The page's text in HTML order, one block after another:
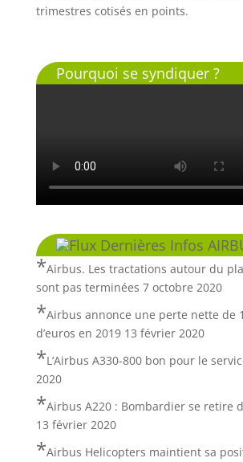
trimestres cotisés en points.
Pourquoi se syndiquer ?
Dernières Infos
Airbus. Les tractations autour du
sont pas terminées 7 octobre 2020
Airbus annonce une perte nette de
d’euros en 2019 13 février 2020
L’Airbus A330-800 bon pour le
2020
Airbus A220 : Bombardier se retire
13 février 2020
Airbus Helicopters maintient sa